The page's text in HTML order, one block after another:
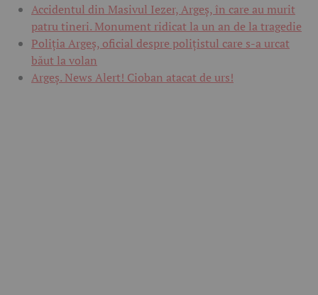
Accidentul din Masivul Iezer, Argeș, în care au murit
patru tineri. Monument ridicat la un an de la tragedie
Poliția Argeș, oficial despre polițistul care s-a urcat
băut la volan
Argeş. News Alert! Cioban atacat de urs!